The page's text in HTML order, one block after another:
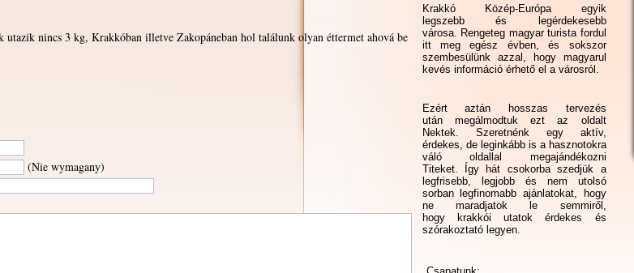
nincs 3 kg, Krakkóban illetve Zakopáneban hol találunk olyan éttermet ahová be
(Nie wymagany)
Krakkó Közép-Európa egyik
legszebb és legérdekesebb
városa. Rengeteg magyar turista fordul
itt meg egész évben, és sokszor
szembesülünk azzal, hogy magyarul
kevés információ érhető el a városról.
Ezért aztán hosszas tervezés
után megálmodtuk ezt az oldalt
Nektek. Szeretnénk egy aktív,
érdekes, de leginkább is a hasznotokra
váló oldallal megajándékozni
Titeket. Így hát csokorba szedjük a
legfrisebb, legjobb és nem utolsó
sorban legfinomabb ajánlatokat, hogy
ne maradjatok le semmiről,
hogy krakkói utatok érdekes és
szórakoztató legyen.